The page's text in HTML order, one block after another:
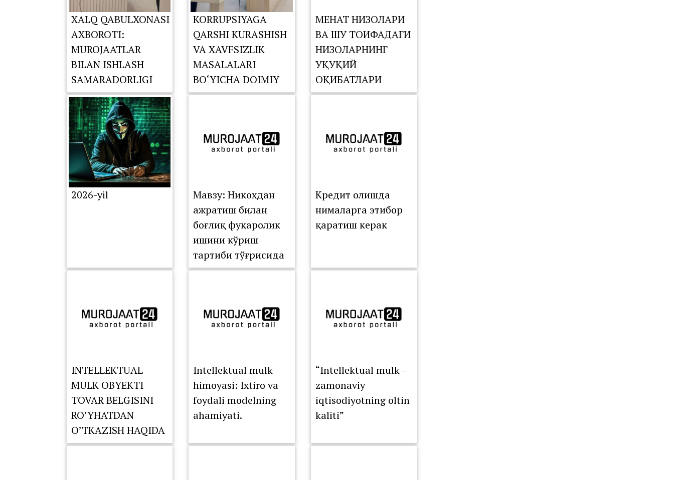
XALQ QABULXONASI
AXBOROTI:
MUROJAATLAR
BILAN ISHLASH
SAMARADORLIGI
TAHLIL QILINDI
KORRUPSIYAGA
QARSHI KURASHISH
VA XAVFSIZLIK
MASALALARI
BO‘YICHA DOIMIY
KOMISSIYASINING
O‘TKAZILDI
МЕҲНАТ НИЗОЛАРИ
ВА ШУ ТОИФАДАГИ
НИЗОЛАРНИНГ
ҲУҚУҚИЙ
ОҚИБАТЛАРИ
2026-yil
Мавзу: Никохдан
ажратиш билан
боғлиқ фуқаролик
ишини кўриш
тартиби тўғрисида
Кредит олишда
нималарга этибор
қаратиш керак
INTELLEKTUAL
MULK OBYEKTI
TOVAR BELGISINI
RO’YHATDAN
O’TKAZISH HAQIDA
XABARDORMISIZ?
Intellektual mulk
himoyasi: Ixtiro va
foydali modelning
ahamiyati.
“Intellektual mulk –
zamonaviy
iqtisodiyotning oltin
kaliti”